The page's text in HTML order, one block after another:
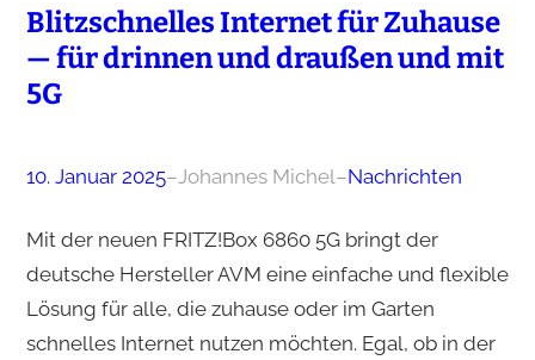
Blitzschnelles Internet für Zuhause
— für drinnen und draußen und mit
5G
10. Januar 2025–Johannes Michel–Nachrichten
Mit der neuen FRITZ!Box 6860 5G bringt der
deutsche Hersteller AVM eine einfache und flexible
Lösung für alle, die zuhause oder im Garten
schnelles Internet nutzen möchten. Egal, ob in der